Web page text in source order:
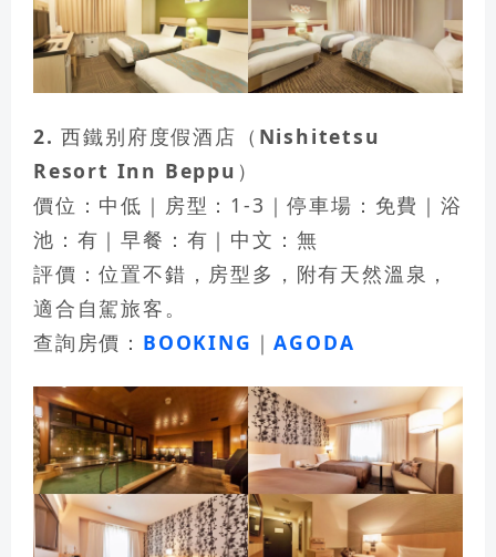
2. 西鐵别府度假酒店（Nishitetsu
Resort Inn Beppu）
價位：中低｜房型：1-3｜停車場：免費｜浴
池：有｜早餐：有｜中文：無
評價：位置不錯，房型多，附有天然溫泉，
適合自駕旅客。
查詢房價： BOOKING ｜AGODA